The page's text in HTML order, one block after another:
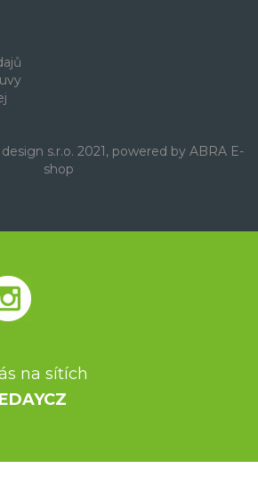
s.r.o. 2021, powered by ABRA E-
shop
na sítích